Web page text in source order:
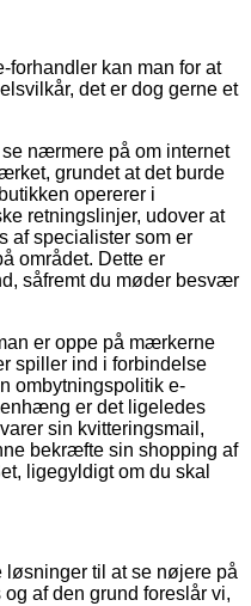
forhandler kan man for at
det er dog gerne et
nærmere på om internet
grundet at det burde
opererer i
retningslinjer, udover at
af specialister som er
området. Dette er
såfremt du møder besvær
er oppe på mærkerne
spiller ind i forbindelse
ombytningspolitik e-
er det ligeledes
sin kvitteringsmail,
bekræfte sin shopping af
ligegyldigt om du skal
løsninger til at se nøjere på
af den grund foreslår vi,